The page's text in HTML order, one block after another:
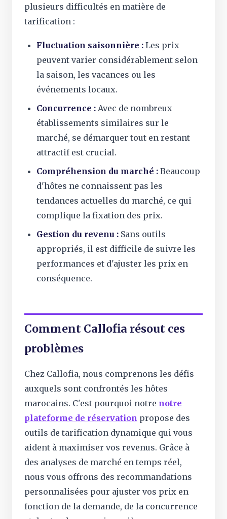
plusieurs difficultés en matière de
tarification :
Fluctuation saisonnière : Les prix
peuvent varier considérablement selon
la saison, les vacances ou les
événements locaux.
Concurrence : Avec de nombreux
établissements similaires sur le
marché, se démarquer tout en restant
attractif est crucial.
Compréhension du marché : Beaucoup
d'hôtes ne connaissent pas les
tendances actuelles du marché, ce qui
complique la fixation des prix.
Gestion du revenu : Sans outils
appropriés, il est difficile de suivre les
performances et d'ajuster les prix en
conséquence.
Comment Callofia résout ces
problèmes
Chez Callofia, nous comprenons les défis
auxquels sont confrontés les hôtes
marocains. C'est pourquoi notre notre
plateforme de réservation propose des
outils de tarification dynamique qui vous
aident à maximiser vos revenus. Grâce à
des analyses de marché en temps réel,
nous vous offrons des recommandations
personnalisées pour ajuster vos prix en
fonction de la demande, de la concurrence